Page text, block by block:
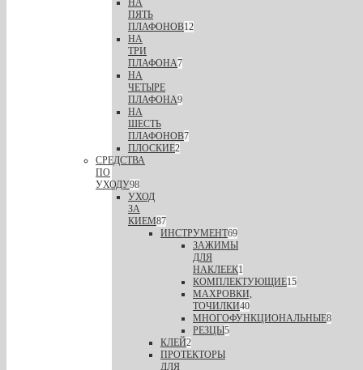
НА
ПЯТЬ
ПЛАФОНОВ12
НА
ТРИ
ПЛАФОНА7
НА
ЧЕТЫРЕ
ПЛАФОНА9
НА
ШЕСТЬ
ПЛАФОНОВ7
ПЛОСКИЕ2
СРЕДСТВА
ПО
УХОДУ98
УХОД
ЗА
КИЕМ87
ИНСТРУМЕНТ69
ЗАЖИМЫ
ДЛЯ
НАКЛЕЕК1
КОМПЛЕКТУЮЩИЕ15
МАХРОВКИ,
ТОЧИЛКИ40
МНОГОФУНКЦИОНАЛЬНЫЕ8
РЕЗЦЫ5
КЛЕЙ2
ПРОТЕКТОРЫ
ДЛЯ